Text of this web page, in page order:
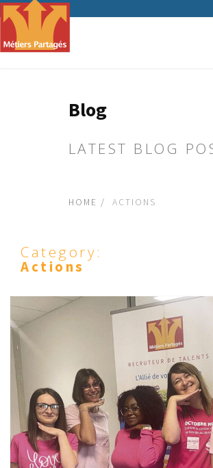
Blog
LATEST BLOG
HOME ACTIONS
Category:
Actions
Panneau de gestion des cookies